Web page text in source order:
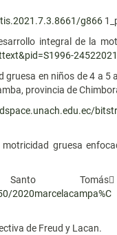
g866
integral de la
en niños de 4 a 5
provincia de
gruesa
Santo
2020marcelacampa%C
de Freud y Lacan.